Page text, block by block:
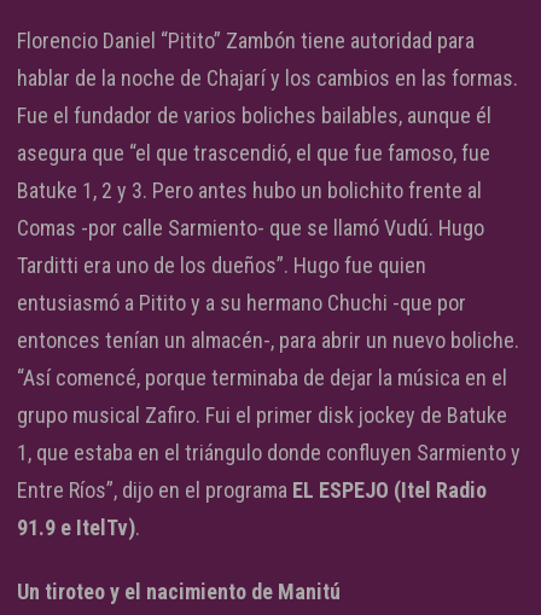
Florencio Daniel “Pitito” Zambón tiene autoridad para
hablar de la noche de Chajarí y los cambios en las formas.
Fue el fundador de varios boliches bailables, aunque él
asegura que “el que trascendió, el que fue famoso, fue
Batuke 1, 2 y 3. Pero antes hubo un bolichito frente al
Comas -por calle Sarmiento- que se llamó Vudú. Hugo
Tarditti era uno de los dueños”. Hugo fue quien
entusiasmó a Pitito y a su hermano Chuchi -que por
entonces tenían un almacén-, para abrir un nuevo boliche.
“Así comencé, porque terminaba de dejar la música en el
grupo musical Zafiro. Fui el primer disk jockey de Batuke
1, que estaba en el triángulo donde confluyen Sarmiento y
Entre Ríos”, dijo en el programa EL ESPEJO (Itel Radio
91.9 e ItelTv).
Un tiroteo y el nacimiento de Manitú